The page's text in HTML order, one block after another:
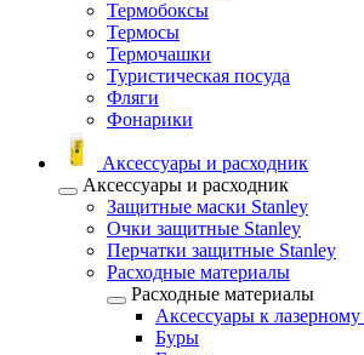
Термобоксы
Термосы
Термочашки
Туристическая посуда
Фляги
Фонарики
Аксессуары и расходник
Аксессуары и расходник
Защитные маски Stanley
Очки защитные Stanley
Перчатки защитные Stanley
Расходные материалы
Расходные материалы
Аксессуары к
Буры